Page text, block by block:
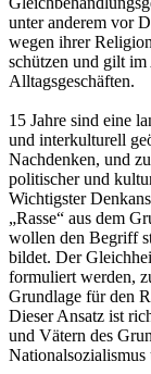
unter anderem vor
wegen ihrer
schützen und gilt im
Alltagsgeschäften.
15 Jahre sind eine
und interkulturell
Nachdenken, und
politischer und
Wichtigster
„Rasse“ aus dem
wollen den Begriff
bildet. Der
formuliert werden,
Grundlage für den
Dieser Ansatz ist
und Vätern des
Nationalsozialismus